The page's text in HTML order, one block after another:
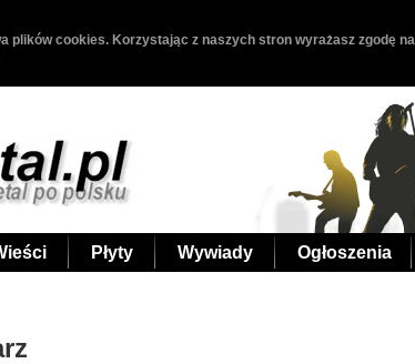
plików cookies. Korzystając z naszych stron wyrażasz zgodę
Płyty Wywiady Ogłoszenia